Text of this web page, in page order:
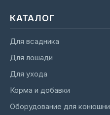
КАТАЛОГ
Для всадника
Для лошади
Для ухода
Корма и добавки
Оборудование для конюшни